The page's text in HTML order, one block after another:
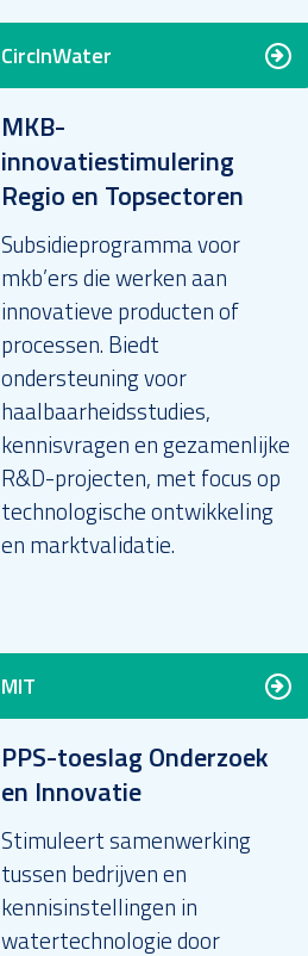
CircInWater
MKB-
innovatiestimulering
Regio en Topsectoren
Subsidieprogramma voor
mkb’ers die werken aan
innovatieve producten of
processen. Biedt
ondersteuning voor
haalbaarheidsstudies,
kennisvragen en gezamenlijke
R&D-projecten, met focus op
technologische ontwikkeling
en marktvalidatie.
MIT
PPS-toeslag Onderzoek
en Innovatie
Stimuleert samenwerking
tussen bedrijven en
kennisinstellingen in
watertechnologie door